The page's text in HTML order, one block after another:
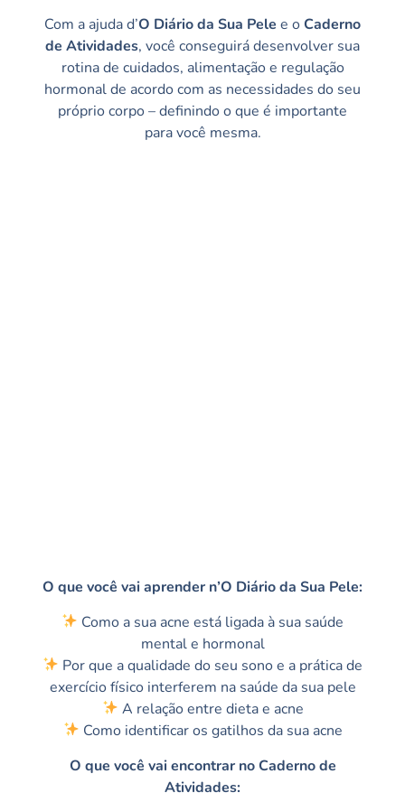
Com a ajuda d’O Diário da Sua Pele e oCaderno
de Atividades, você conseguirá desenvolver sua
rotina de cuidados, alimentação e regulação
hormonal de acordo com as necessidades do seu
próprio corpo – definindo o que é importante
para você mesma.
O que você vai aprender n’O Diário da Sua Pele:
Como a sua acne está ligada à sua saúde
mental e hormonal
Por que a qualidade do seu sono e a prática de
exercício físico interferem na saúde da sua pele
A relação entre dieta e acne
Como identificar os gatilhos da sua acne
O que você vai encontrar no Caderno de
Atividades: